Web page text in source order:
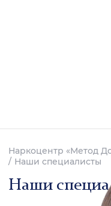
Наркоцентр «Метод
Наши специалисты
Наши